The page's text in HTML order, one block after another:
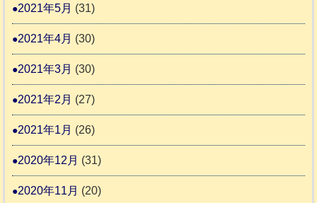
2021年5月 (31)
2021年4月 (30)
2021年3月 (30)
2021年2月 (27)
2021年1月 (26)
2020年12月 (31)
2020年11月 (20)